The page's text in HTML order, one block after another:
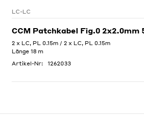
LC-LC
CCM Patchkabel Fig.0 2x2.0mm
2 x LC, PL 0.15m / 2 x LC, PL 0.15m
Länge 18 m
Artikel-Nr:
1262033